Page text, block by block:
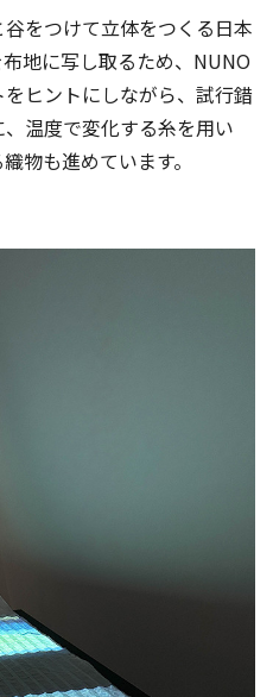
をつけて立体をつくる日本
地に写し取るため、NUNO
ヒントにしながら、試行錯
温度で変化する糸を用い
物も進めています。